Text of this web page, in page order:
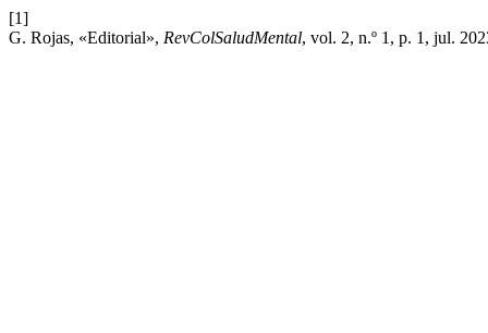
[1]
G. Rojas, «Editorial», RevColSaludMental, vol. 2, n.º 1, p. 1, jul.